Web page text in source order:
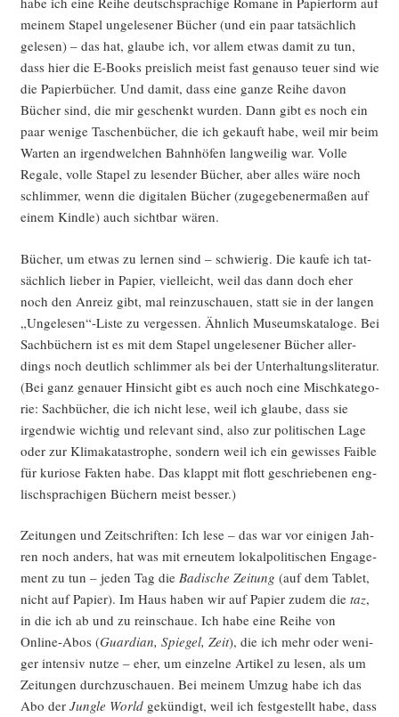
mei­nem Sta­pel unge­le­se­ner Bücher (und ein paar tat­säch­lich
gele­sen) – das hat, glau­be ich, vor allem etwas damit zu tun,
dass hier die E‑Books preis­lich meist fast genau­so teu­er sind wie
die Papier­bü­cher. Und damit, dass eine gan­ze Rei­he davon
Bücher sind, die mir geschenkt wur­den. Dann gibt es noch ein
paar weni­ge Taschen­bü­cher, die ich gekauft habe, weil mir beim
War­ten an irgend­wel­chen Bahn­hö­fen lang­wei­lig war. Vol­le
Rega­le, vol­le Sta­pel zu lesen­der Bücher, aber alles wäre noch
schlim­mer, wenn die digi­ta­len Bücher (zuge­ge­be­ner­ma­ßen auf
einem Kind­le) auch sicht­bar wären.
Bücher, um etwas zu ler­nen sind – schwie­rig. Die kau­fe ich tat­
säch­lich lie­ber in Papier, viel­leicht, weil das dann doch eher
noch den Anreiz gibt, mal rein­zu­schau­en, statt sie in der lan­gen
„Ungelesen“-Liste zu ver­ges­sen. Ähn­lich Muse­ums­ka­ta­lo­ge. Bei
Sach­bü­chern ist es mit dem Sta­pel unge­le­se­ner Bücher aller­
dings noch deut­lich schlim­mer als bei der Unter­hal­tungs­li­te­ra­tur.
(Bei ganz genau­er Hin­sicht gibt es auch noch eine Misch­ka­te­go­
rie: Sach­bü­cher, die ich nicht lese, weil ich glau­be, dass sie
irgend­wie wich­tig und rele­vant sind, also zur poli­ti­schen Lage
oder zur Kli­ma­ka­ta­stro­phe, son­dern weil ich ein gewis­ses Fai­ble
für kurio­se Fak­ten habe. Das klappt mit flott geschrie­be­nen eng­
lisch­spra­chi­gen Büchern meist besser.)
Zei­tun­gen und Zeit­schrif­ten: Ich lese – das war vor eini­gen Jah­
ren noch anders, hat was mit erneu­tem lokal­po­li­ti­schen Enga­ge­
ment zu tun – jeden Tag die Badi­sche Zei­tung (auf dem Tablet,
nicht auf Papier). Im Haus haben wir auf Papier zudem die taz,
in die ich ab und zu rein­schaue. Ich habe eine Rei­he von
Online-Abos (Guar­di­an, Spie­gel, Zeit), die ich mehr oder weni­
ger inten­siv nut­ze – eher, um ein­zel­ne Arti­kel zu lesen, als um
Zei­tun­gen durch­zu­schau­en. Bei mei­nem Umzug habe ich das
Abo der Jungle Worldgekün­digt, weil ich fest­ge­stellt habe, dass